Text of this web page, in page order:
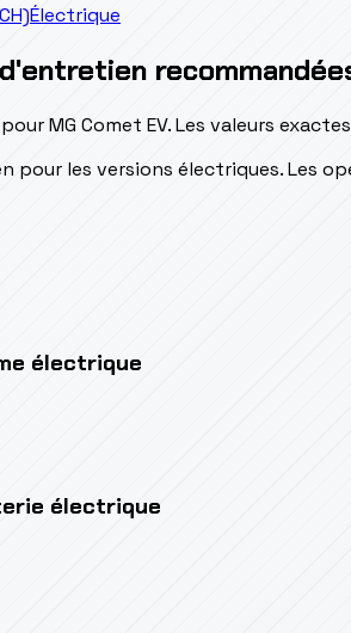
Électrique
MG Comet EV. Les valeurs
pour les versions électriques. Les
électrique
électrique